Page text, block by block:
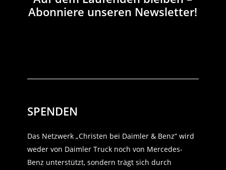
Abonniere unseren Newsletter!
SPENDEN
Das Netzwerk „Christen bei Daimler & Benz“ wird
weder von Daimler Truck noch von Mercedes-
Benz unterstützt, sondern trägt sich durch